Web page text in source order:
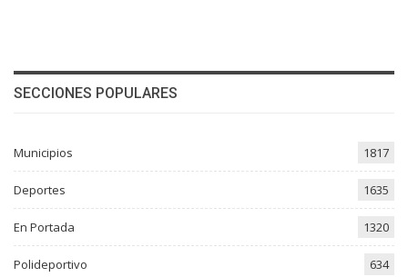
SECCIONES POPULARES
Municipios 1817
Deportes 1635
En Portada 1320
Polideportivo 634